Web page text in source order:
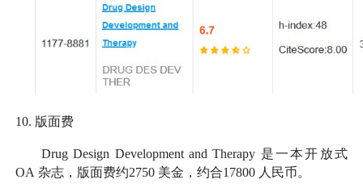
10. 版面费
Drug Design Development and Therapy 是一本开放式
OA 杂志，版面费约2750 美金，约合17800 人民币。